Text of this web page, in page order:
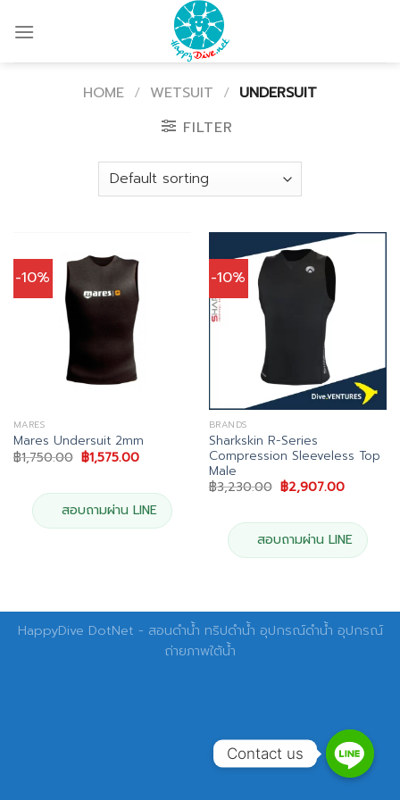
HOME / WETSUIT / UNDERSUIT
FILTER
-10%
MARES
Mares Undersuit 2mm
฿1,750.00 Original
price
฿1,750.00.
฿1,575.00Current
฿1,575.00.
สอบถามผ่าน LINE
-10%
BRANDS
Sharkskin R-Series
Compression Sleeveless Top
Male
฿3,230.00 Original
price
฿3,230.00.
฿2,907.00Current
฿
สอบถามผ่าน LINE
HappyDive DotNet - สอนดำน้ำ ทริปดำน้ำ อุปกรณ์ดำน้ำ อุปกรณ์
ถ่ายภาพใต้น้ำ
Contact us